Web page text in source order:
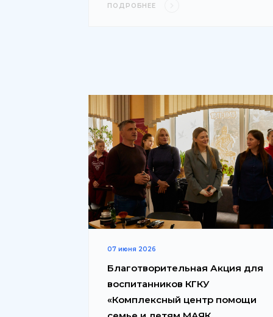
ПОДРОБНЕЕ
07 июня 2026
Благотворительная Акция для
воспитанников КГКУ
«Комплексный центр помощи